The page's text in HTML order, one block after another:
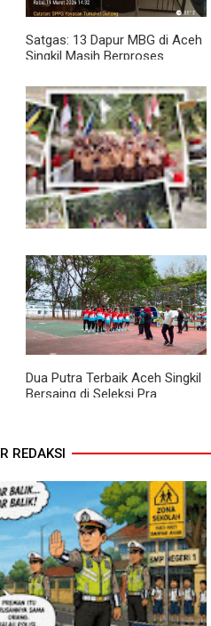
Satgas: 13 Dapur MBG di Aceh
Singkil Masih Berproses
Jembatan Garuda Rampung,
Akses Warga Teladan Baru–
Kuala Kepeng Kini Semakin
Lancar
Dua Putra Terbaik Aceh Singkil
Bersaing di Seleksi Pra
REDAKSI